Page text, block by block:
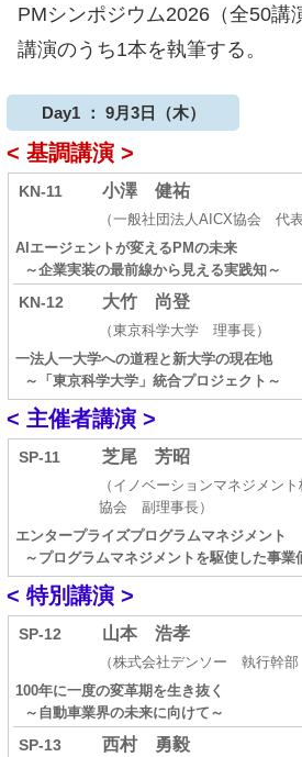
PMシンポジウム2026（全50講
講演のうち1本を執筆する。
Day1 ： 9月3日（木）
< 基調講演 >
KN-11 小澤 健祐
（一般社団法人AICX協会 代表
AIエージェントが変えるPMの未来
～企業実装の最前線から見える実践知～
KN-12 大竹 尚登
（東京科学大学 理事長）
一法人一大学への道程と新大学の現在地
～「東京科学大学」統合プロジェクト～
< 主催者講演 >
SP-11 芝尾 芳昭
（イノベーションマネジメン
協会 副理事長）
エンタープライズプログラムマネジメント
～プログラムマネジメントを駆使した事業
< 特別講演 >
SP-12 山本 浩孝
（株式会社デンソー 執行幹
100年に一度の変革期を生き抜く
～自動車業界の未来に向けて～
SP-13 西村 勇毅